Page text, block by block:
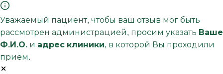
Уважаемый пациент, чтобы ваш отзыв мог быть
рассмотрен администрацией, просим указать Ваше
Ф.И.О. и адрес клиники, в которой Вы проходили
приём.